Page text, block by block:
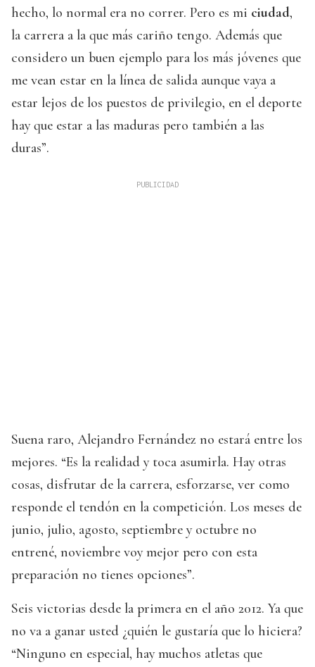
hecho, lo normal era no correr. Pero es mi ciudad,
la carrera a la que más cariño tengo. Además que
considero un buen ejemplo para los más jóvenes que
me vean estar en la línea de salida aunque vaya a
estar lejos de los puestos de privilegio, en el deporte
hay que estar a las maduras pero también a las
duras”.
Suena raro, Alejandro Fernández no estará entre los
mejores. “Es la realidad y toca asumirla. Hay otras
cosas, disfrutar de la carrera, esforzarse, ver como
responde el tendón en la competición. Los meses de
junio, julio, agosto, septiembre y octubre no
entrené, noviembre voy mejor pero con esta
preparación no tienes opciones”.
Seis victorias desde la primera en el año 2012. Ya que
no va a ganar usted ¿quién le gustaría que lo hiciera?
“Ninguno en especial, hay muchos atletas que